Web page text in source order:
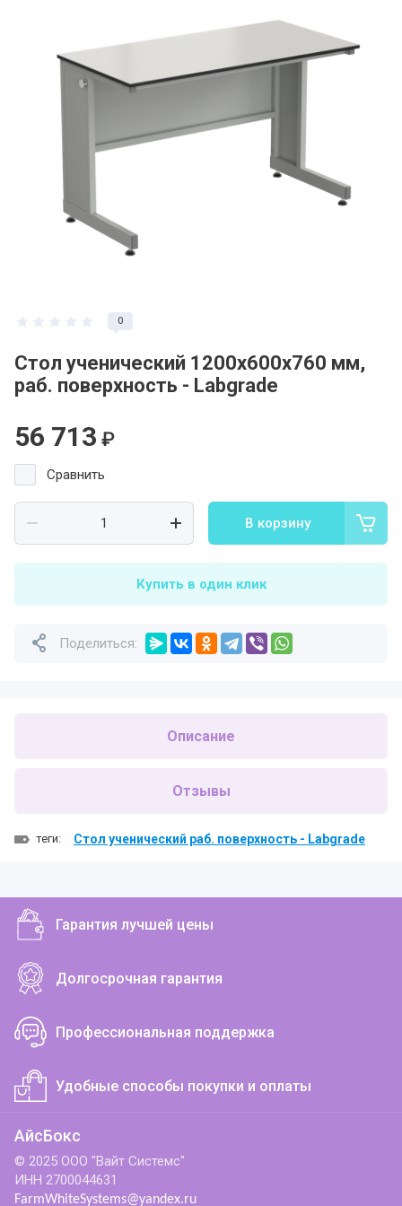
Политика конфидециальности
Пользовательское соглашение
Полезная информация
0
Стол ученический 1200х600х760 мм,
раб. поверхность - Labgrade
56 713 ₽
Сравнить
В корзину
Купить в один клик
Поделиться:
Описание
Отзывы
теги: Стол ученический раб. поверхность - Labgrade
Гарантия лучшей цены
Долгосрочная гарантия
Профессиональная поддержка
Удобные способы покупки и оплаты
АйсБокс
© 2025 ООО "Вайт Системс"
ИНН 2700044631
FarmWhiteSystems@yandex.ru